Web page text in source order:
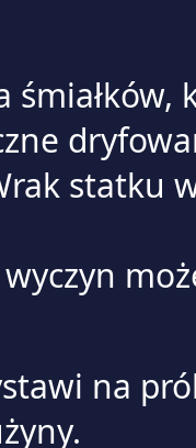
śmiałków,
statku
na